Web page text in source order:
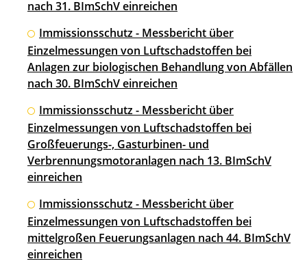
nach 31. BImSchV einreichen
Immissionsschutz - Messbericht über
Einzelmessungen von Luftschadstoffen bei
Anlagen zur biologischen Behandlung von Abfällen
nach 30. BImSchV einreichen
Immissionsschutz - Messbericht über
Einzelmessungen von Luftschadstoffen bei
Großfeuerungs-, Gasturbinen- und
Verbrennungsmotoranlagen nach 13. BImSchV
einreichen
Immissionsschutz - Messbericht über
Einzelmessungen von Luftschadstoffen bei
mittelgroßen Feuerungsanlagen nach 44. BImSchV
einreichen